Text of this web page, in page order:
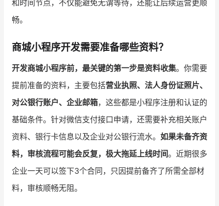
合作共进
入驻有赞 认证代理商
认证服务商 设计服务商
有赞云 数据通服务
和时间节点，不仅能避免无谓等待，还能让后续运营更顺
畅。
商城小程序开发需要准备哪些资料？
开发商城小程序前，最关键的第一步是资料收集。你需要
提前准备的资料，主要包括营业执照、法人身份证照片、
对公银行账户、企业邮箱，这些都是小程序注册和认证的
基础条件。针对微信支付接口申请，还需要补充相关账户
资料、银行卡信息以及企业对公银行流水。 如果未备齐资
料，审核流程可能会反复，极大拖延上线时间。近期很多
企业一天可以签下3个合同，只因提前备齐了所需全部材
料，审核顺畅无阻。